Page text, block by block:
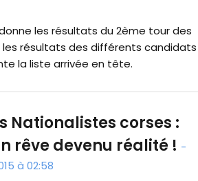
les résultats du 2ème tour des
les résultats des différents candidats
la liste arrivée en tête.
Nationalistes corses :
rêve devenu réalité ! -
à 02:58